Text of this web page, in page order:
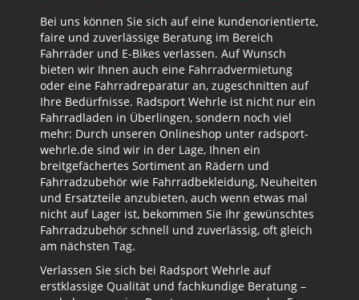
Bei uns können Sie sich auf eine kundenorientierte,
faire und zuverlässige Beratung im Bereich
Fahrräder und E-Bikes verlassen. Auf Wunsch
bieten wir Ihnen auch eine Fahrradvermietung
oder eine Fahrradreparatur an, zugeschnitten auf
Ihre Bedürfnisse. Radsport Wehrle ist nicht nur ein
Fahrradladen in Überlingen, sondern noch viel
mehr: Durch unseren Onlineshop unter radsport-
wehrle.de sind wir in der Lage, Ihnen ein
breitgefächertes Sortiment an Rädern und
Fahrradzubehör wie Fahrradbekleidung, Neuheiten
und Ersatzteile anzubieten, auch wenn etwas mal
nicht auf Lager ist, bekommen Sie Ihr gewünschtes
Fahrradzubehör schnell und zuverlässig, oft gleich
am nächsten Tag.
Verlassen Sie sich bei Radsport Wehrle auf
erstklassige Qualität und fachkundige Beratung –